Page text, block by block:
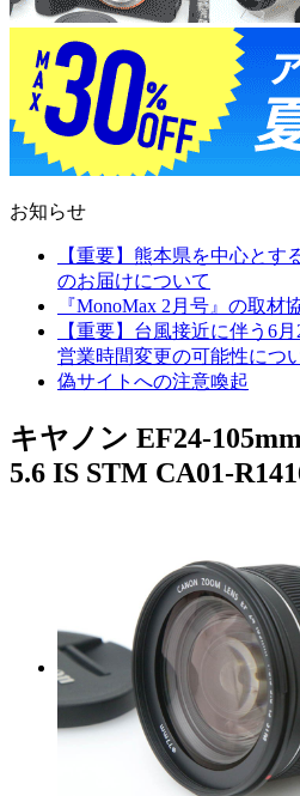
お知らせ
【重要】熊本県を中心とす
のお届けについて
『MonoMax 2月号』の取材
【重要】台風接近に伴う6
営業時間変更の可能性につ
偽サイトへの注意喚起
キヤノン EF24-
5.6 IS STM CA01-